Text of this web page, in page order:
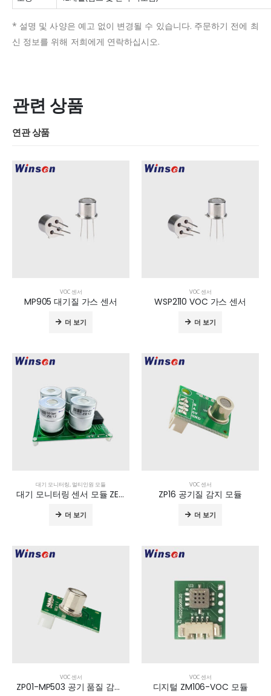
* 설명 및 사양은 예고 없이 변경될 수 있습니다. 주문하기 전에 최
신 정보를 위해 저희에게 연락하십시오.
관련 상품
연관 상품
VOC 센서
MP905 대기질 가스 센서
더 보기
VOC 센서
WSP2110 VOC 가스 센서
더 보기
대기 모니터링, 멀티인원 모듈
대기 모니터링 센서 모듈 ZEHS04
더 보기
VOC 센서
ZP16 공기질 감지 모듈
더 보기
VOC 센서
ZP01-MP503 공기 품질 감지 모듈
VOC 센서
디지털 ZM106-VOC 모듈